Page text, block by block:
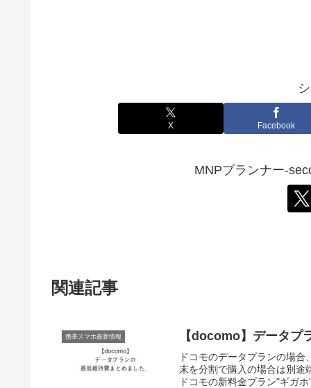
X Facebook
MNPプランナー-
関連記事
携帯スマホ最新情報 【docomo】データプ
ドコモのデータプランの場
末を分割で購入の場合は別途
ドコモの新料金プラン"ギガ